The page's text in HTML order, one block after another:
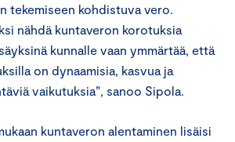
tekemiseen kohdistuva vero.
nähdä kuntaveron korotuksia
kunnalle vaan ymmärtää, että
on dynaamisia, kasvua ja
vaikutuksia”, sanoo Sipola.
kuntaveron alentaminen lisäisi